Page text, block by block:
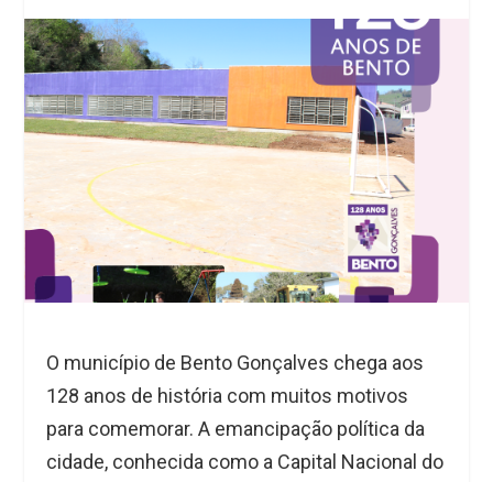
O município de Bento Gonçalves chega aos
128 anos de história com muitos motivos
para comemorar. A emancipação política da
cidade, conhecida como a Capital Nacional do